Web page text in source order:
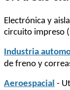
Electrónica y
circuito impreso
Industria
de freno y
Aeroespacial -